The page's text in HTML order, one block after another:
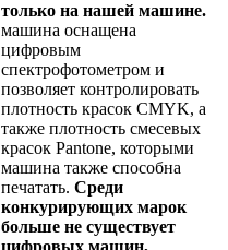
только на нашей машине.
машина оснащена
цифровым
спектрофотометром и
позволяет контролировать
плотность красок CMYK, а
также плотность смесевых
красок Pantone, которыми
машина также способна
печатать. Среди
конкурирующих марок
больше не существует